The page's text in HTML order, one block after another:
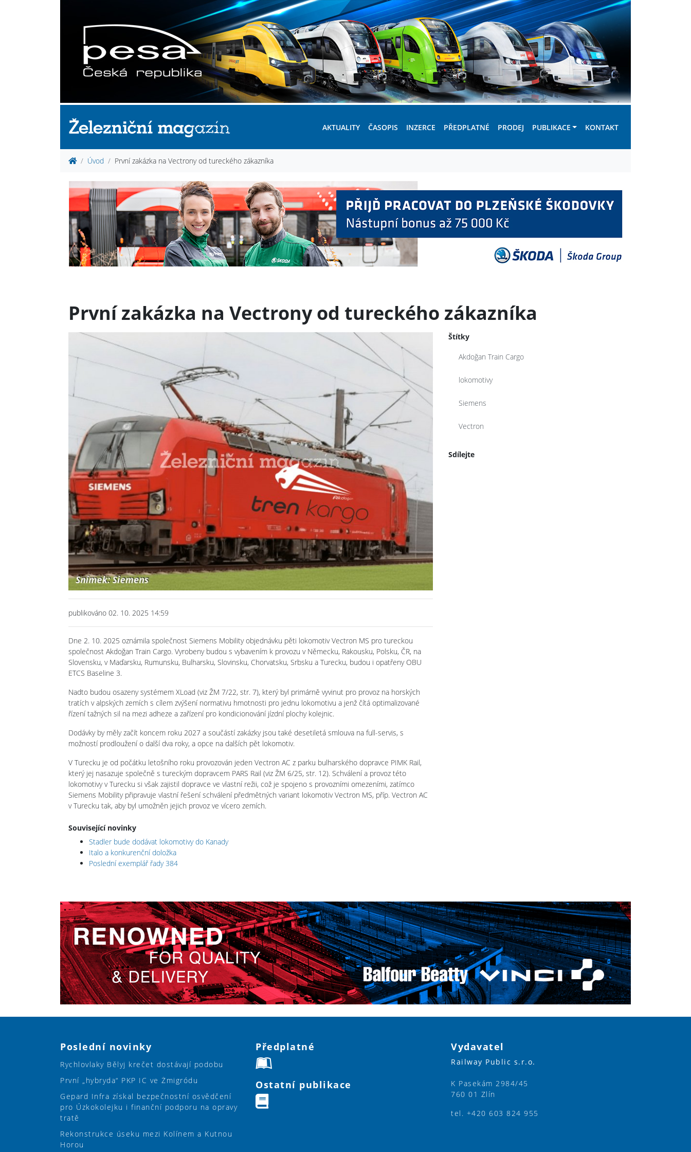
AKTUALITY ČASOPIS INZERCE PŘEDPLATNÉ PRODEJ PUBLIKACE KONTAKT
Úvod První zakázka na Vectrony od tureckého zákazníka
První zakázka na Vectrony od tureckého zákazníka
publikováno 02. 10. 2025 14:59
Dne 2. 10. 2025 oznámila společnost Siemens Mobility objednávku pěti lokomotiv Vectron MS pro tureckou
společnost Akdoğan Train Cargo. Vyrobeny budou s vybavením k provozu v Německu, Rakousku, Polsku, ČR, na
Slovensku, v Maďarsku, Rumunsku, Bulharsku, Slovinsku, Chorvatsku, Srbsku a Turecku, budou i opatřeny OBU
ETCS Baseline 3.
Nadto budou osazeny systémem XLoad (viz ŽM 7/22, str. 7), který byl primárně vyvinut pro provoz na horských
tratích v alpských zemích s cílem zvýšení normativu hmotnosti pro jednu lokomotivu a jenž čítá optimalizované
řízení tažných sil na mezi adheze a zařízení pro kondicionování jízdní plochy kolejnic.
Dodávky by měly začít koncem roku 2027 a součástí zakázky jsou také desetiletá smlouva na full-servis, s
možností prodloužení o další dva roky, a opce na dalších pět lokomotiv.
V Turecku je od počátku letošního roku provozován jeden Vectron AC z parku bulharského dopravce PIMK Rail,
který jej nasazuje společně s tureckým dopravcem PARS Rail (viz ŽM 6/25, str. 12). Schválení a provoz této
lokomotivy v Turecku si však zajistil dopravce ve vlastní režii, což je spojeno s provozními omezeními, zatímco
Siemens Mobility připravuje vlastní řešení schválení předmětných variant lokomotiv Vectron MS, příp. Vectron AC
v Turecku tak, aby byl umožněn jejich provoz ve vícero zemích.
Související novinky
Stadler bude dodávat lokomotivy do Kanady
Italo a konkurenční doložka
Poslední exemplář řady 384
Štítky
Akdoğan Train Cargo
lokomotivy
Siemens
Vectron
Sdílejte
Poslední novinky
Rychlovlaky Bělyj krečet dostávají podobu
První „hybryda“ PKP IC ve Żmigródu
Gepard Infra získal bezpečnostní osvědčení
pro Úzkokolejku i finanční podporu na opravy
tratě
Rekonstrukce úseku mezi Kolínem a Kutnou
Horou
Předplatné
Ostatní publikace
Vydavatel
Railway Public s.r.o.
K Pasekám 2984/45
760 01 Zlín
tel. +420 603 824 955